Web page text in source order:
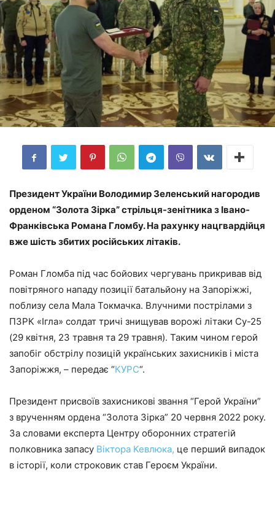
Президент України Володимир Зеленський нагородив
орденом “Золота Зірка” стрільця-зенітника з Івано-
Франківська Романа Гломбу. На рахунку нацгвардійця
вже шість збитих російських літаків.
Роман Гломба під час бойових чергувань прикривав від
повітряного нападу позиції батальйону на Запоріжжі,
поблизу села Мала Токмачка. Влучними пострілами з
ПЗРК «Ігла» солдат тричі знищував ворожі літаки Су-25
(29 квітня, 23 травня та 29 травня). Таким чином герой
запобіг обстрілу позицій українських захисників і міста
Запоріжжя, – передає “КУРС“.
Президент присвоїв захисникові звання “Герой України”
з врученням ордена “Золота Зірка” 20 червня 2022 року.
За словами експерта Центру оборонних стратегій
полковника запасу Віктора Кевлюка, це перший випадок
в історії, коли строковик став Героєм України.